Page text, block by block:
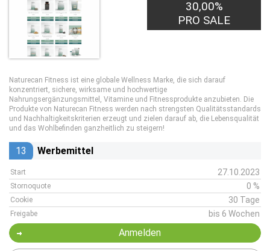
30,00%
PRO SALE
Naturecan Fitness ist eine globale Wellness Marke, die sich darauf
konzentriert, sichere, wirksame und hochwertige
Nahrungsergänzungsmittel, Vitamine und Fitnessprodukte anzubieten. Die
Produkte von Naturecan Fitness werden nach strengsten Qualitätsstandards
und Nachhaltigkeitskriterien erzeugt und zielen darauf ab, die Lebensqualität
und das Wohlbefinden ganzheitlich zu steigern!
13 Werbemittel
Start 27.10.2023
Stornoquote 0 %
Cookie 30 Tage
Freigabe bis 6 Wochen
Anmelden